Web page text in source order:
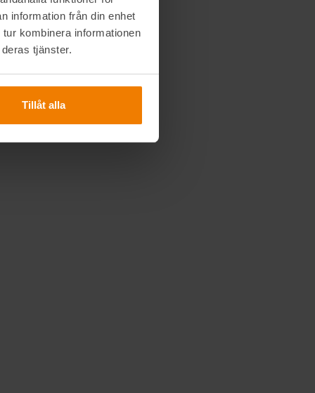
information från din enhet
kombinera informationen
tjänster.
Tillåt alla